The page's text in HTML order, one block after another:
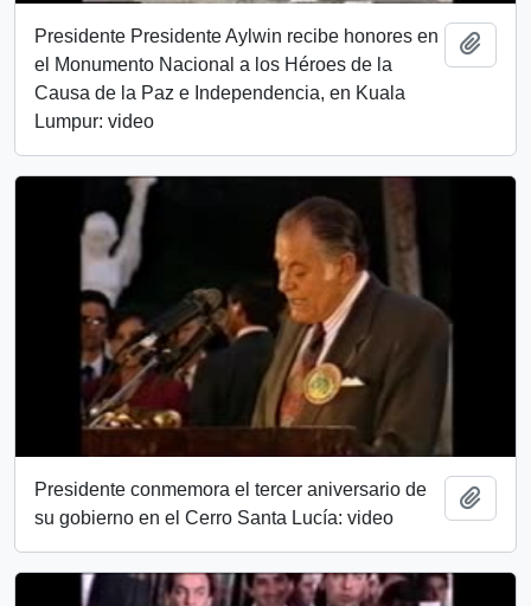
Presidente Presidente Aylwin recibe honores en
el Monumento Nacional a los Héroes de la
Causa de la Paz e Independencia, en Kuala
Lumpur: video
Presidente conmemora el tercer aniversario de
su gobierno en el Cerro Santa Lucía: video